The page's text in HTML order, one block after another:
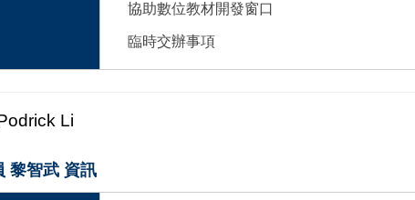
協助數位教材開發窗口
臨時交辦事項
Li
黎智武 資訊